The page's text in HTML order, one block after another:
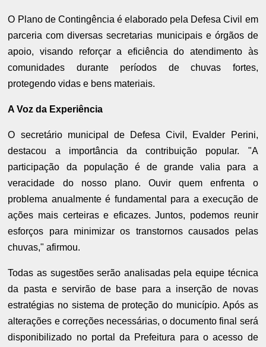
O Plano de Contingência é elaborado pela Defesa Civil em
parceria com diversas secretarias municipais e órgãos de
apoio, visando reforçar a eficiência do atendimento às
comunidades durante períodos de chuvas fortes,
protegendo vidas e bens materiais.
A Voz da Experiência
O secretário municipal de Defesa Civil, Evalder Perini,
destacou a importância da contribuição popular. "A
participação da população é de grande valia para a
veracidade do nosso plano. Ouvir quem enfrenta o
problema anualmente é fundamental para a execução de
ações mais certeiras e eficazes. Juntos, podemos reunir
esforços para minimizar os transtornos causados pelas
chuvas," afirmou.
Todas as sugestões serão analisadas pela equipe técnica
da pasta e servirão de base para a inserção de novas
estratégias no sistema de proteção do município. Após as
alterações e correções necessárias, o documento final será
disponibilizado no portal da Prefeitura para o acesso de